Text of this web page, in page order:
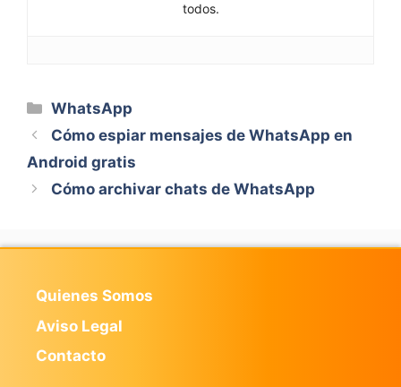
todos.
Categorías
WhatsApp
Cómo espiar mensajes de WhatsApp en
Android gratis
Cómo archivar chats de WhatsApp
Quienes Somos
Aviso Legal
Contacto